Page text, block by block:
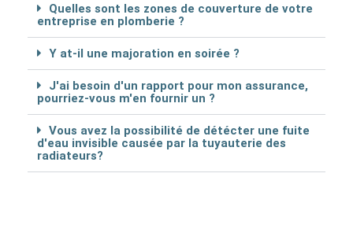
Quelles sont les zones de couverture de votre
entreprise en plomberie ?
Y at-il une majoration en soirée ?
J'ai besoin d'un rapport pour mon assurance,
pourriez-vous m'en fournir un ?
Vous avez la possibilité de détécter une fuite
d'eau invisible causée par la tuyauterie des
radiateurs?